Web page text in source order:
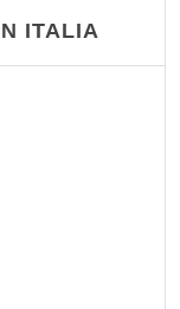
ITALIA